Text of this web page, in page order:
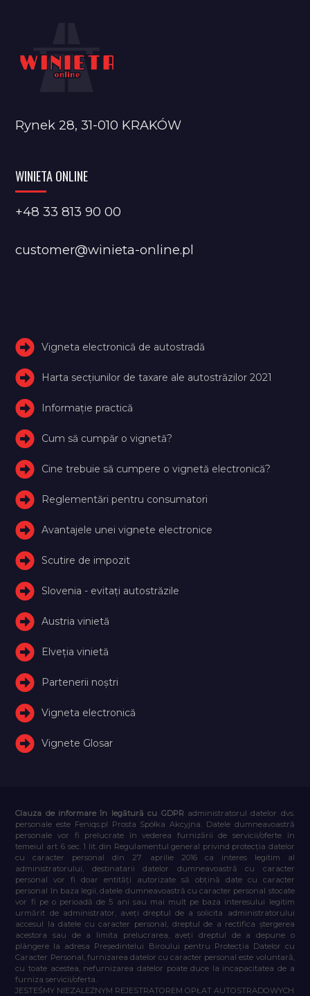
Rynek 28, 31-010 KRAKÓW
WINIETA ONLINE
+48 33 813 90 00
customer@winieta-online.pl
Vigneta electronică de autostradă
Harta secțiunilor de taxare ale autostrăzilor 2021
Informație practică
Cum să cumpăr o vignetă?
Cine trebuie să cumpere o vignetă electronică?
Reglementări pentru consumatori
Avantajele unei vignete electronice
Scutire de impozit
Slovenia - evitați autostrăzile
Austria vinietă
Elveţia vinietă
Partenerii noștri
Vigneta electronică
Vignete Glosar
Clauza de informare în legătură cu GDPR administratorul datelor dvs.
personale este Feniqs.pl Prosta Spółka Akcyjna. Datele dumneavoastră
personale vor fi prelucrate în vederea furnizării de servicii/oferte în
temeiul art. 6 sec. 1 lit. din Regulamentul general privind protecția datelor
cu caracter personal din 27 aprilie 2016 ca interes legitim al
administratorului, destinatarii datelor dumneavoastră cu caracter
personal vor fi doar entități autorizate să obțină date cu caracter
personal în baza legii, datele dumneavoastră cu caracter personal stocate
vor fi pe o perioadă de 5 ani sau mai mult pe baza interesului legitim
urmărit de administrator, aveți dreptul de a solicita administratorului
accesul la datele cu caracter personal, dreptul de a rectifica ștergerea
acestora sau de a limita prelucrarea, aveți dreptul de a depune o
plângere la adresa Președintelui Biroului pentru Protecția Datelor cu
Caracter Personal, furnizarea datelor cu caracter personal este voluntară,
cu toate acestea, nefurnizarea datelor poate duce la incapacitatea de a
furniza servicii/oferta.
JESTEŚMY NIEZALEŻNYM REJESTRATOREM OPŁAT AUTOSTRADOWYCH